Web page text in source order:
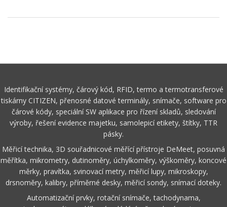
Identifikační systémy, čárový kód, RFID, termo a termotransferové
tiskárny CITIZEN, přenosné datové terminály, snímače, software pro
čárové kódy, speciální SW aplikace pro řízení skladů, sledování
výroby, řešení evidence majetku, samolepicí etikety, štítky, TTR
pásky.
Měřicí technika, 3D souřadnicové měřící přístroje DeMeet, posuvná
měřítka, mikrometry, dutinoměry, úchylkoměry, výškoměry, koncové
měrky, pravítka, svinovací metry, měřicí lupy, mikroskopy,
drsnoměry, kalibry, příměrné desky, měřicí sondy, snímací doteky.
Automatizační prvky, rotační snímače, tachodynama,